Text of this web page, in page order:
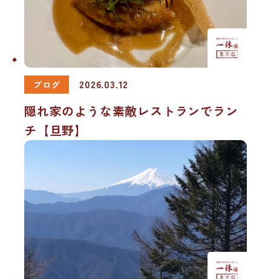
ブログ 2026.03.12
隠れ家のような素敵レストランでラン
チ【旦野】